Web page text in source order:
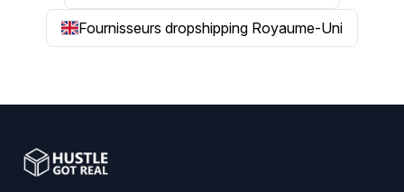
Fournisseurs dropshipping Royaume-Uni